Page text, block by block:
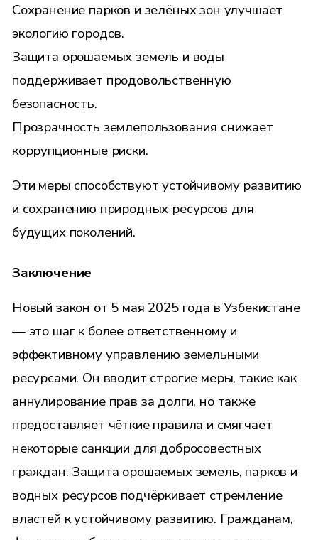
Сохранение парков и зелёных зон улучшает
экологию городов.
Защита орошаемых земель и воды
поддерживает продовольственную
безопасность.
Прозрачность землепользования снижает
коррупционные риски.
Эти меры способствуют устойчивому развитию
и сохранению природных ресурсов для
будущих поколений.
Заключение
Новый закон от 5 мая 2025 года в Узбекистане
— это шаг к более ответственному и
эффективному управлению земельными
ресурсами. Он вводит строгие меры, такие как
аннулирование прав за долги, но также
предоставляет чёткие правила и смягчает
некоторые санкции для добросовестных
граждан. Защита орошаемых земель, парков и
водных ресурсов подчёркивает стремление
властей к устойчивому развитию. Гражданам,